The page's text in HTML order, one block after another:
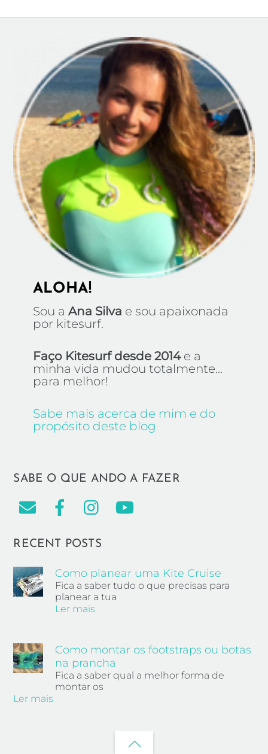
ALOHA!
Sou a Ana Silva e sou apaixonada
por kitesurf.
Faço Kitesurf desde 2014e a
minha vida mudou totalmente...
para melhor!
Sabe mais acerca de mim e do
propósito deste blog
SABE O QUE ANDO A FAZER
RECENT POSTS
Como planear uma Kite Cruise
Fica a saber tudo o que precisas para
planear a tua
Ler mais
Como montar os footstraps ou botas
na prancha
Fica a saber qual a melhor forma de
montar os
Ler mais
Back